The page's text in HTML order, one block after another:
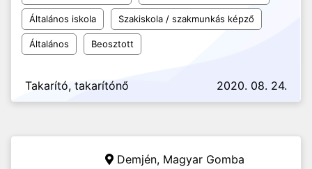
Általános iskola Szakiskola / szakmunkás képző
Általános Beosztott
Takarító, takarítónő 2020. 08. 24.
Demjén, Magyar Gomba